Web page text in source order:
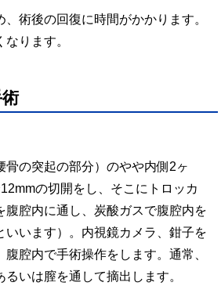
術後の回復に時間がかかります。
ります。
術
の突起の部分）のやや内側2ヶ
の切開をし、そこにトロッカ
腹腔内に通し、炭酸ガスで腹腔内を
いいます）。内視鏡カメラ、鉗子を
腹腔内で手術操作をします。通常、
いは膣を通して摘出します。